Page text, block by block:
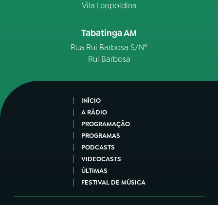
Vila Leopoldina
Tabatinga AM
Rua Rui Barbosa S/Nº
Rui Barbosa
INÍCIO
A RÁDIO
PROGRAMAÇÃO
PROGRAMAS
PODCASTS
VIDEOCASTS
ÚLTIMAS
FESTIVAL DE MÚSICA